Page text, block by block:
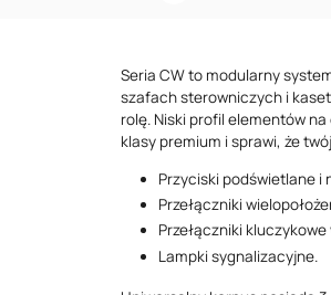
Seria CW to modularny
szafach sterowniczych i
rolę. Niski profil elementów
klasy premium i sprawi, że
Przyciski podświetlane i
Przełączniki
Przełączniki
Lampki sygnalizacyjne.